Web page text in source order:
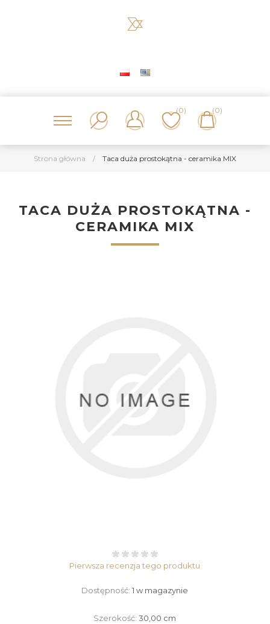
(0) (0)
Strona główna / Taca duża prostokątna - ceramika MIX
TACA DUŻA PROSTOKĄTNA -
CERAMIKA MIX
Pierwsza recenzja tego produktu
Dostępność: 1 w magazynie
Szerokość:30,00 cm